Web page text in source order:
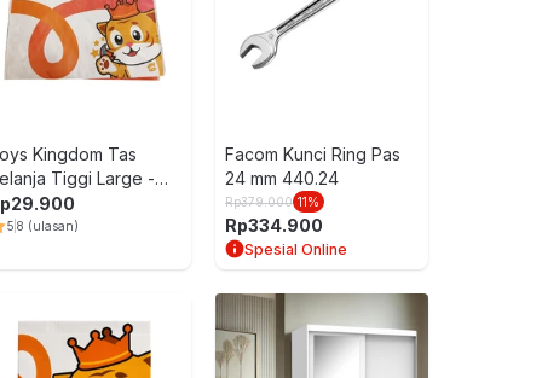
Kingdom Tas
Tiggi Large -
Oranye
29.900
5 8 (ulasan)
Facom Kunci Ring Pas
24 mm 440.24
Rp379.000 11 %
Rp334.900
Spesial Online